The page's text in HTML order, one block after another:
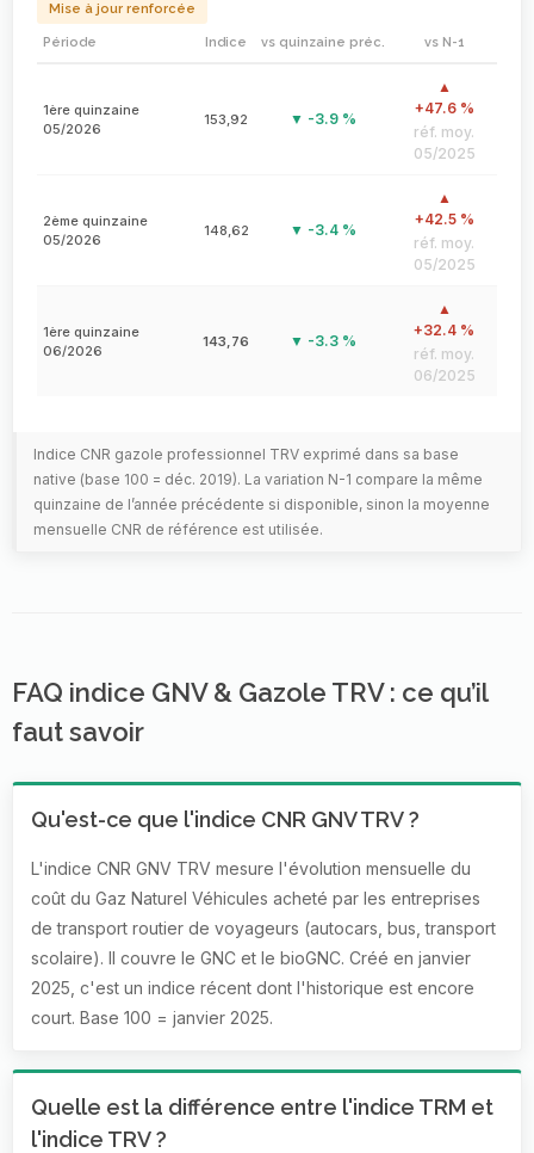
Mise à jour renforcée
Période Indice vs quinzaine préc. vs N-1
1ère quinzaine
05/2026
153,92 ▼ -3.9 %
▲
+47.6 %
réf. moy.
05/2025
2ème quinzaine
05/2026
148,62 ▼ -3.4 %
▲
+42.5 %
réf. moy.
05/2025
1ère quinzaine
06/2026
143,76 ▼ -3.3 %
▲
+32.4 %
réf. moy.
06/2025
Indice CNR gazole professionnel TRV exprimé dans sa base
native (base 100 = déc. 2019). La variation N-1 compare la même
quinzaine de l’année précédente si disponible, sinon la moyenne
mensuelle CNR de référence est utilisée.
FAQ indice GNV & Gazole TRV : ce qu’il
faut savoir
Qu'est-ce que l'indice CNR GNV TRV ?
L'indice CNR GNV TRV mesure l'évolution mensuelle du
coût du Gaz Naturel Véhicules acheté par les entreprises
de transport routier de voyageurs (autocars, bus, transport
scolaire). Il couvre le GNC et le bioGNC. Créé en janvier
2025, c'est un indice récent dont l'historique est encore
court. Base 100 = janvier 2025.
Quelle est la différence entre l'indice TRM et
l'indice TRV ?